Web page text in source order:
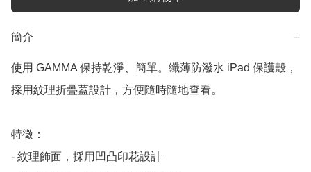
簡介 −
使用 GAMMA 保持乾淨、簡單。纖薄防潑水 iPad 保護殼，
採用紋理折疊蓋設計，方便隨時隨地查看。
特徵：
- 紋理飾面，採用凹凸印花設計